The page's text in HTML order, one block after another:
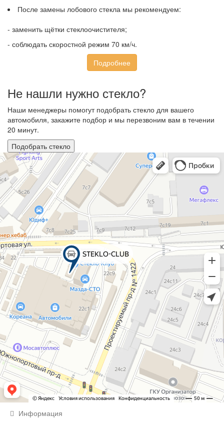
После замены лобового стекла мы рекомендуем:
- заменить щётки стеклоочистителя;
- соблюдать скоростной режим 70 км/ч.
Подробнее
Не нашли нужно стекло?
Наши менеджеры помогут подобрать стекло для вашего
автомобиля, закажите подбор и мы перезвоним вам в течении
20 минут.
Подобрать стекло
Информация